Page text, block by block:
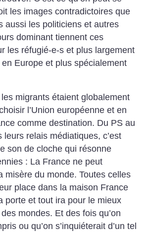
les images contradictoires que
aussi les politiciens et autres
dominant tiennent ces
les réfugié-e-s et plus largement
Europe et plus spécialement
les migrants étaient globalement
l’Union européenne et en
comme destination. Du PS au
leurs relais médiatiques, c’est
son de cloche qui résonne
: La France ne peut
misère du monde. Toutes celles
place dans la maison France
porte et tout ira pour le mieux
mondes. Et des fois qu’on
ou qu’on s’inquiéterait d’un tel